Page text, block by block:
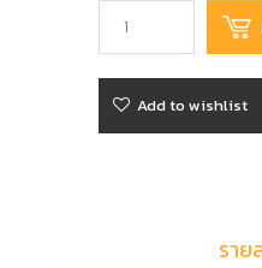
Add to wishlist
ราย